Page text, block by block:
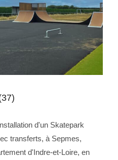
d'un Skatepark
transferts, à Sepmes,
d'Indre-et-Loire, en